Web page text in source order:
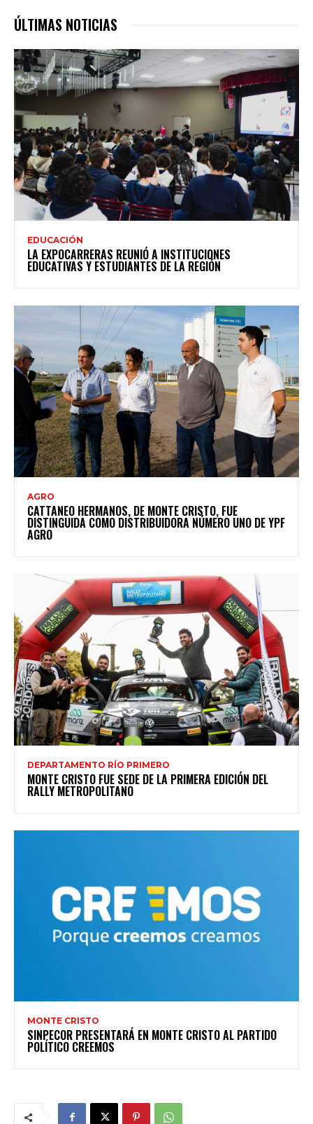
ÚLTIMAS NOTICIAS
EDUCACIÓN
LA EXPOCARRERAS REUNIÓ A INSTITUCIONES
EDUCATIVAS Y ESTUDIANTES DE LA REGIÓN
AGRO
CATTANEO HERMANOS, DE MONTE CRISTO, FUE
DISTINGUIDA COMO DISTRIBUIDORA NÚMERO UNO DE YPF
AGRO
DEPARTAMENTO RÍO PRIMERO
MONTE CRISTO FUE SEDE DE LA PRIMERA EDICIÓN DEL
RALLY METROPOLITANO
MONTE CRISTO
SINPECOR PRESENTARÁ EN MONTE CRISTO AL PARTIDO
POLÍTICO CREEMOS